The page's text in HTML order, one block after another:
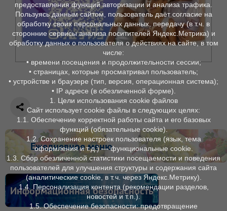
Ежедневное меню
Информационная безопасность
предоставления функций авторизации и анализа трафика.
Пользуясь данным сайтом, пользователь даёт согласие на
обработку своих персональных данных, передачу (в т.ч. в
сторонние сервисы анализа поситителей Яндекс.Метрика) и
обработку данных о пользователя о действиях на сайте, в том
числе:
• времени посещения и продолжительности сессии;
• страницах, которые просматривал пользователь;
• устройстве и браузере (тип, версия, операционная система);
• IP адресе (в обезличенной форме).
1. Цели использования cookie файлов
Сайт использует cookie файлы в следующих целях:
1.1. Обеспечение корректной работы сайта и его базовых
функций (обязательные cookie).
1.2. Сохранение настроек пользователя (язык, тема
оформления и т. д.) — функциональные cookie.
1.3. Сбор обезличенной статистики посещаемости и поведения
пользователей для улучшения структуры и содержания сайта
(аналитические cookie, в т. ч. через Яндекс.Метрику).
1.4. Персонализация контента (рекомендации разделов,
новостей и т. п.).
1.5. Обеспечение безопасности: предотвращение